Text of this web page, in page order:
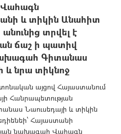
և տիկին Անահիտ
տրվել է
ճաշ ի պատիվ
Գիտանաս
և նրա տիկնոջ
այցով Հայաստանում
Հանրապետության
Նաուսեդայի և տիկին
Հայաստանի
նախագահ Վահագն